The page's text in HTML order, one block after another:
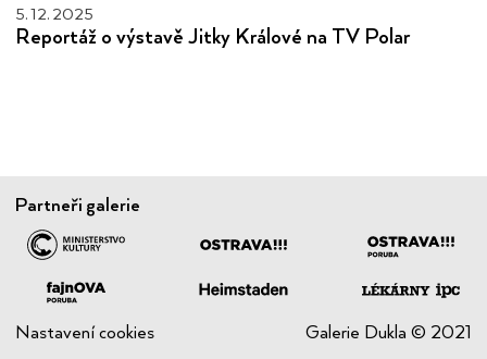
5. 12. 2025
Reportáž o výstavě Jitky Králové na TV Polar
Partneři galerie
Nastavení cookies Galerie Dukla © 2021